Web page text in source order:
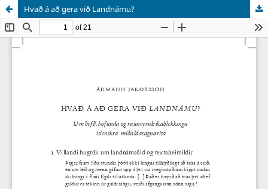
Hvað á að gera við Landnámu?